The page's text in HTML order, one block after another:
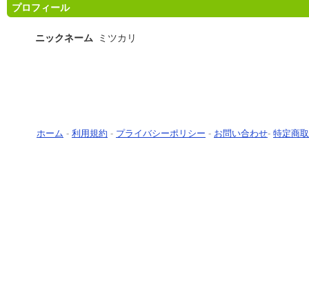
プロフィール
ニックネーム ミツカリ
ホーム - 利用規約 - プライバシーポリシー - お問い合わせ- 特定商